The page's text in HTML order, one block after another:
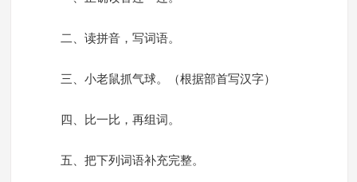
二、读拼音，写词语。
三、小老鼠抓气球。（根据部首写汉字）
四、比一比，再组词。
五、把下列词语补充完整。